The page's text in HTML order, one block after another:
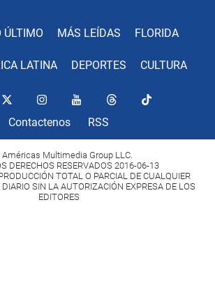
ÚLTIMO MÁS LEÍDAS FLORIDA
LATINA DEPORTES CULTURA
Contactenos RSS
Américas Multimedia Group LLC.
DERECHOS RESERVADOS 2016-06-13
TOTAL O PARCIAL DE CUALQUIER
SIN LA AUTORIZACIÓN EXPRESA DE LOS
EDITORES